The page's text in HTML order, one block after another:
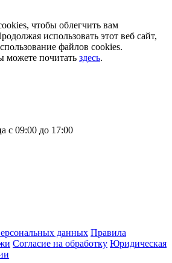
чтобы облегчить вам
использовать этот веб сайт,
файлов cookies.
можете почитать здесь.
с 09:00 до 17:00
данных Правила
Согласие на обработку Юридическая